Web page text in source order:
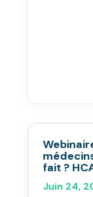
fait ?
Juin 24,